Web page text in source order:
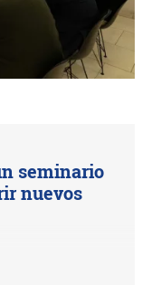
seminario
nuevos